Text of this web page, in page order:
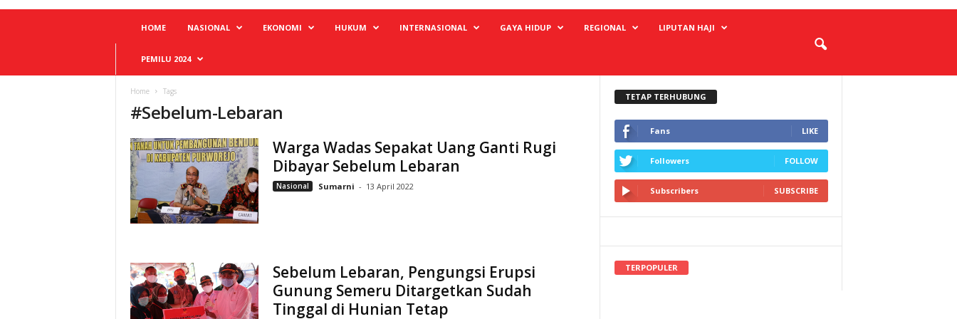
HOME NASIONAL EKONOMI HUKUM INTERNASIONAL GAYA HIDUP REGIONAL LIPUTAN HAJI
PEMILU 2024
Home Tags
#Sebelum-Lebaran
Warga Wadas Sepakat Uang Ganti Rugi
Dibayar Sebelum Lebaran
Nasional Sumarni - 13 April 2022
Sebelum Lebaran, Pengungsi Erupsi
Gunung Semeru Ditargetkan Sudah
Tinggal di Hunian Tetap
TETAP TERHUBUNG
Fans LIKE
Followers FOLLOW
Subscribers SUBSCRIBE
TERPOPULER